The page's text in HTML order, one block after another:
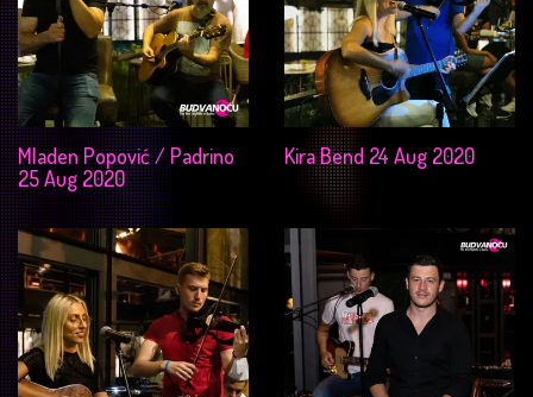
Mladen Popović / Padrino
25 Aug 2020
Kira Bend 24 Aug 2020